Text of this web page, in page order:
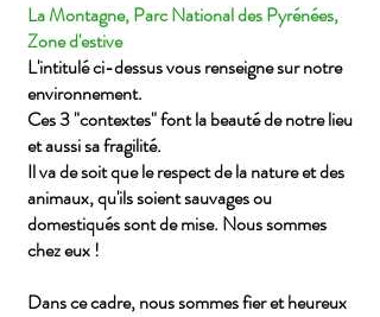
La Montagne, Parc National des Pyrénées,
Zone d'estive
L'intitulé ci-dessus vous renseigne sur notre
environnement.
Ces 3 "contextes" font la beauté de notre lieu
et aussi sa fragilité.
Il va de soit que le respect de la nature et des
animaux, qu'ils soient sauvages ou
domestiqués sont de mise. Nous sommes
chez eux !
Dans ce cadre, nous sommes fier et heureux